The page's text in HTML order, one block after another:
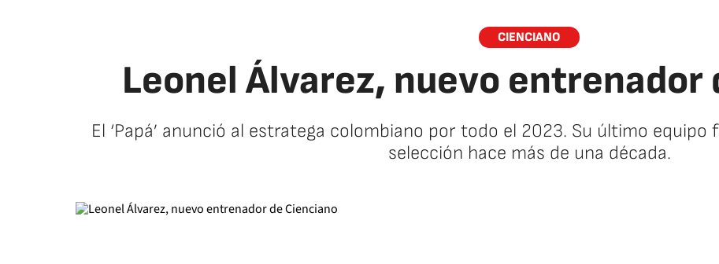
CIENCIANO
Leonel Álvarez, nuevo entrenador
El ‘Papá’ anunció al estratega colombiano por todo el 2023. Su último equipo
selección hace más de una década.